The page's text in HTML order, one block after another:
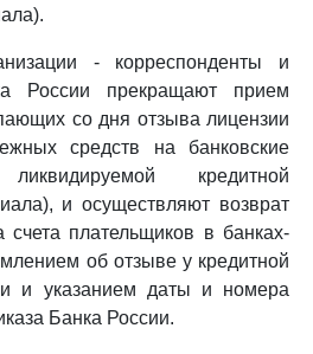
- корреспонденты и
России прекращают прием
со дня отзыва лицензии
средств на банковские
кредитной
и осуществляют возврат
плательщиков в банках-
об отзыве у кредитной
и указанием даты и номера
Банка России.